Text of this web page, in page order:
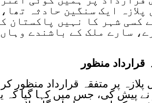
ایک سنگین حادثہ تھا،
کسی شہر کا نہیں پاکستان
سارے ملک کے باشندے وہاں
منظور
پر متفقہ قرارداد منظور
نے پیش کی، جس میں کہا گیا کہ